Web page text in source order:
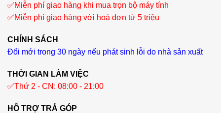
✅Miễn phí giao hàng khi mua trọn bộ máy tính
✅Miễn phí giao hàng với hoá đơn từ 5 triệu
CHÍNH SÁCH
Đổi mới trong 30 ngày nếu phát sinh lỗi do nhà sản xuất
THỜI GIAN LÀM VIỆC
✅Thứ 2 - CN: 08:00 - 21:00
HỖ TRỢ TRẢ GÓP